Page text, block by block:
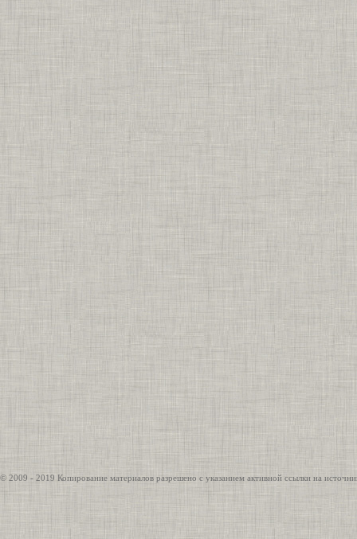
© 2009 - 2019 Копирование материалов разрешено с указанием активной ссылки на